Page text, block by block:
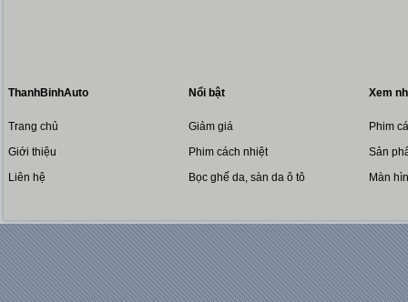
ThanhBinhAuto
Trang chủ
Giới thiệu
Liên hệ
Nổi bật
Giảm giá
Phim cách nhiệt
Bọc ghế da, sàn da ô tô
Xem
Phim
Sản
Màn